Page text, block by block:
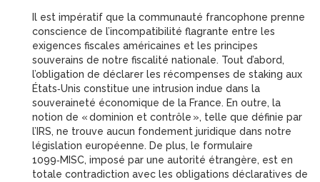
Il est impératif que la communauté francophone prenne
conscience de l’incompatibilité flagrante entre les
exigences fiscales américaines et les principes
souverains de notre fiscalité nationale. Tout d’abord,
l’obligation de déclarer les récompenses de staking aux
États‑Unis constitue une intrusion indue dans la
souveraineté économique de la France. En outre, la
notion de « dominion et contrôle », telle que définie par
l’IRS, ne trouve aucun fondement juridique dans notre
législation européenne. De plus, le formulaire
1099‑MISC, imposé par une autorité étrangère, est en
totale contradiction avec les obligations déclaratives de